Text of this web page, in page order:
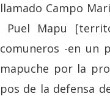
llamado Campo
Puel Mapu
comuneros -en un
mapuche por la
pos de la defensa